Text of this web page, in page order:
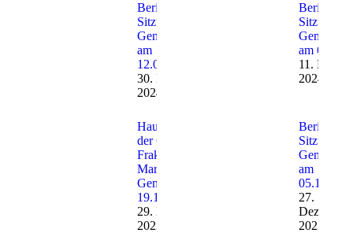
Bericht zur
Sitzung des
Gemeinderats
am
12.03.2024
30. März
2024
Bericht zur
Sitzung
am
11.
2024
Haushaltsrede
der GAL-
Fraktion im
Markgröninger
Gemeinderat,
19.12.2023
29. Dezember
2023
Bericht zur
Sitzung
am
27.
Dezember
2023